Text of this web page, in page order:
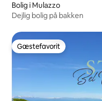
Bolig i Mulazzo
Dejlig bolig på bakken
Gæstefavorit
Gæstefavorit